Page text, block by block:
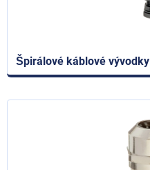
Špirálové káblové vývodky